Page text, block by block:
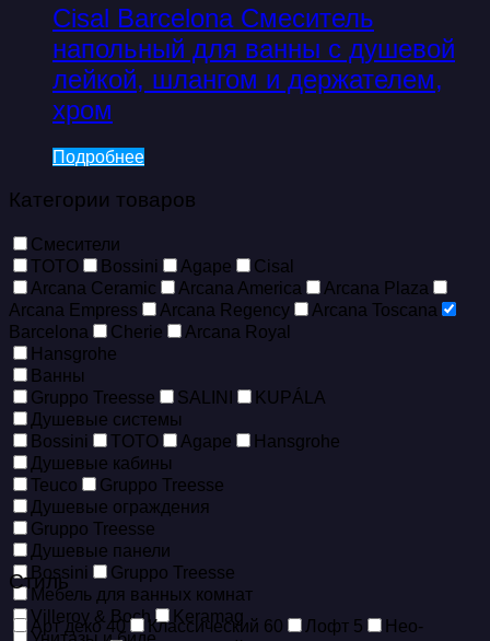
Cisal Barcelona Смеситель
напольный для ванны с душевой
лейкой, шлангом и держателем,
хром
Подробнее
Категории товаров
Смесители
TOTO
Bossini Agape
Cisal
Arcana Ceramic
Arcana America
Arcana Plaza
Arcana Empress
Arcana Regency
Arcana Toscana
Barcelona
Cherie
Arcana Royal
Hansgrohe
Ванны
Gruppo Treesse
SALINI
KUPÁLA
Душевые системы
Bossini
TOTO Agape
Hansgrohe
Душевые кабины
Teuco
Gruppo Treesse
Душевые ограждения
Gruppo Treesse
Душевые панели
Bossini
Gruppo Treesse
Мебель для ванных комнат
Villeroy & Boch
Keramag
Стиль
Арт деко40 Классический 60 Лофт 5
Нео-